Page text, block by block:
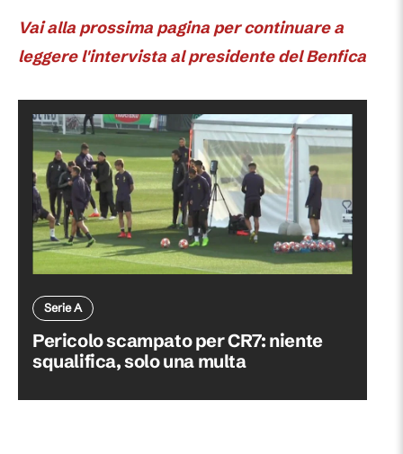
Vai alla prossima pagina per continuare a
leggere l'intervista al presidente del Benfica
Serie A
Pericolo scampato per CR7: niente
squalifica, solo una multa